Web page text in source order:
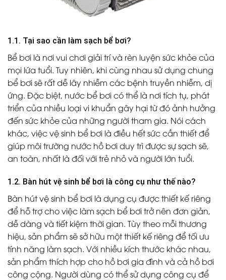
1.1. Tại sao cần làm sạch bể bơi?
Bể bơi là nơi vui chơi giải trí và rèn luyện sức khỏe của
mọi lứa tuổi. Tuy nhiên, khi cùng nhau sử dụng chung
bể bơi sẽ rất dễ lây nhiễm các bệnh truyền nhiễm, dị
ứng. Đặc biệt, nước bể bơi có thể là nơi tích tụ, phát
triển của nhiều loại vi khuẩn gây hại từ đó ảnh hưởng
đến sức khỏe của những người tham gia. Nói cách
khác, việc vệ sinh bể bơi là điều hết sức cần thiết để
giúp môi trường nước hồ bơi duy trì được sự sạch sẽ,
an toàn, nhất là đối với trẻ nhỏ và người lớn tuổi.
1.2. Bàn hút vệ sinh bể bơi là công cụ như thế nào?
Bàn hút vệ sinh bể bơi là dụng cụ được thiết kế riêng
để hỗ trợ cho việc làm sạch bể bơi trở nên đơn giản,
dễ dàng và tiết kiệm thời gian. Tùy theo mỗi thương
hiệu, sản phẩm sẽ sở hữu một thiết kế riêng để tối ưu
tính năng làm sạch. Với nhiều kích thước khác nhau,
sản phẩm thích hợp cho hồ bơi gia đình và cả hồ bơi
công cộng. Người dùng có thể sử dụng công cụ để